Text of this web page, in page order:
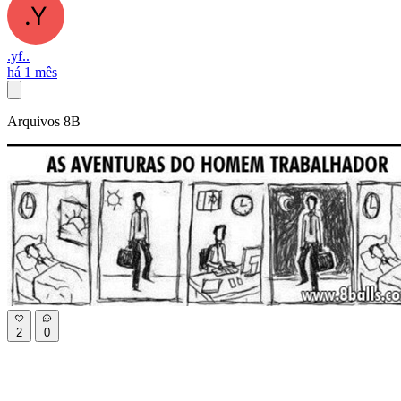
.yf..
há 1 mês
Arquivos 8B
2 0